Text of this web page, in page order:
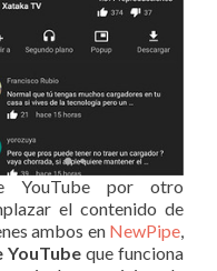
YouTube por otro
el contenido de
ambos en NewPipe,
que funciona